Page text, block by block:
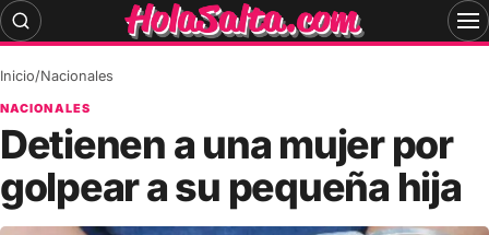
Skip
to
Inicio/Nacionales
NACIONALES
Detienen a una mujer por
golpear a su pequeña hija